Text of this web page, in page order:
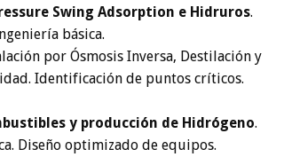
Swing Adsorption e Hidruros.
básica.
por Ósmosis Inversa, Destilación y
Identificación de puntos críticos.
y producción de Hidrógeno.
Diseño optimizado de equipos.